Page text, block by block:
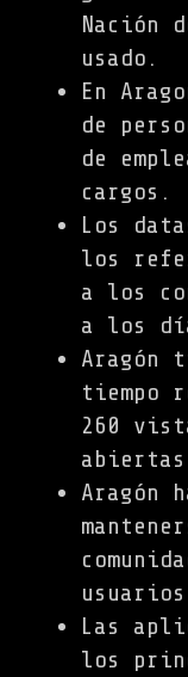
Nación
usado.
En
de
de
cargos.
Los
los
a los
a los
Aragón
tiempo
260
Aragón
Las
los